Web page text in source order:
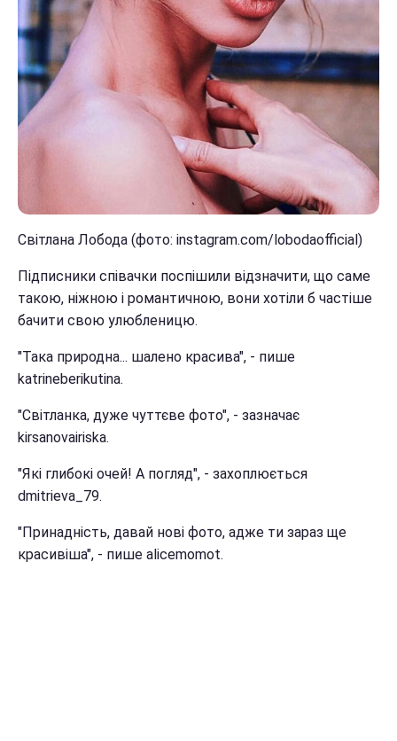
Світлана Лобода (фото: instagram.com/lobodaofficial)
Підписники співачки поспішили відзначити, що саме
такою, ніжною і романтичною, вони хотіли б частіше
бачити свою улюбленицю.
"Така природна... шалено красива", - пише
katrineberikutina.
"Світланка, дуже чуттєве фото", - зазначає
kirsanovairiska.
"Які глибокі очей! А погляд", - захоплюється
dmitrieva_79.
"Принадність, давай нові фото, адже ти зараз ще
красивіша", - пише alicemomot.